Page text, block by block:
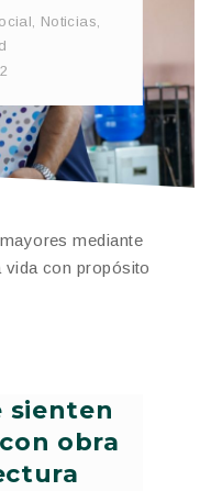
, Noticias,
mediante
vida con propósito
sienten
obra